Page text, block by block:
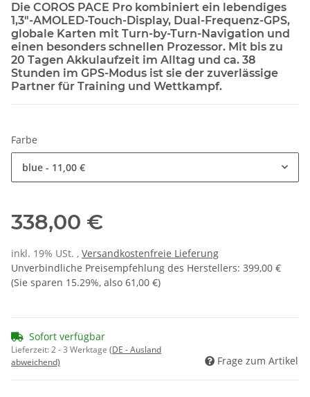
Die COROS PACE Pro kombiniert ein lebendiges
1,3″-AMOLED-Touch-Display, Dual-Frequenz-GPS,
globale Karten mit Turn-by-Turn-Navigation und
einen besonders schnellen Prozessor. Mit bis zu
20 Tagen Akkulaufzeit im Alltag und ca. 38
Stunden im GPS-Modus ist sie der zuverlässige
Partner für Training und Wettkampf.
Farbe
blue - 11,00 €
338,00 €
inkl. 19% USt. , Versandkostenfreie Lieferung
Unverbindliche Preisempfehlung des Herstellers: 399,00 €
(Sie sparen 15.29%, also 61,00 €)
Sofort verfügbar
Lieferzeit:2 - 3 Werktage (DE - Ausland
abweichend)
Frage zum Artikel